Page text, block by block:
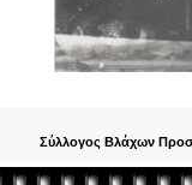
Σύλλογος Βλάχων